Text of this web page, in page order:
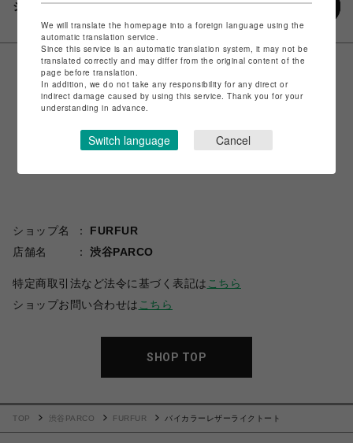
シェアする
ショップ名
FURFUR
店舗名
渋谷PARCO
特定商取引法など法令に基づく表記は こちら
ショップお問い合わせは こちら
SHOP TOP
TOP 渋谷PARCO FURFUR バイカラーレザーライクトート
We will translate the homepage into a foreign language using the
automatic translation service.
Since this service is an automatic translation system, it may not be
translated correctly and may differ from the original content of the
page before translation.
In addition, we do not take any responsibility for any direct or
indirect damage caused by using this service. Thank you for your
understanding in advance.
Switch language Cancel